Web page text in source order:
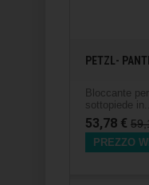
PETZL-
Bloccante
sottopiede in...
53,78 €
PREZZO